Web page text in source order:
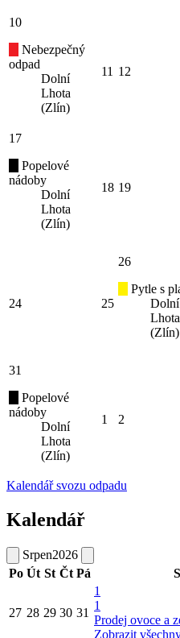
10
Nebezpečný
odpad
Dolní
Lhota
(Zlín)
11 12
17
Popelové
nádoby
Dolní
Lhota
(Zlín)
18 19
24 25
26
Pytle s
Dolní
Lhota
(Zlín)
31
Popelové
nádoby
Dolní
Lhota
(Zlín)
1 2
Kalendář svozu odpadu
Kalendář
Srpen2026
Po Út St Čt Pá
27 28 29 30 31
1
1
Prodej ovoce a
Zobrazit